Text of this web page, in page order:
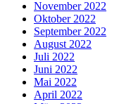
November 2022
Oktober 2022
September 2022
August 2022
Juli 2022
Juni 2022
Mai 2022
April 2022